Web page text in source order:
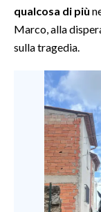
qualcosa di più
Marco, alla
sulla tragedia.